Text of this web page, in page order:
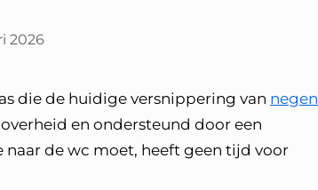
2026
die de huidige versnippering van negen
en ondersteund door een
de wc moet, heeft geen tijd voor